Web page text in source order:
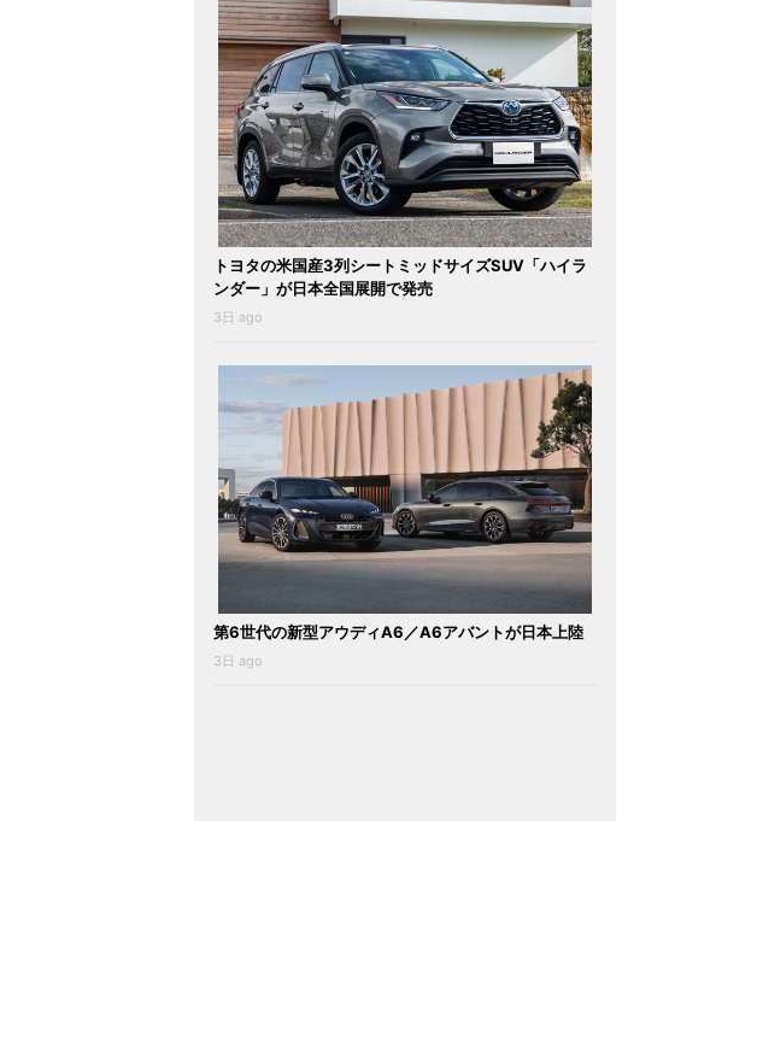
トヨタの米国産3列シートミッドサイズSUV「ハイラ
ンダー」が日本全国展開で発売
3日 ago
第6世代の新型アウディA6／A6アバントが日本上陸
3日 ago